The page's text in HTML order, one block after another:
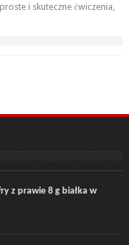
i skuteczne ćwiczenia,
z prawie 8 g białka w